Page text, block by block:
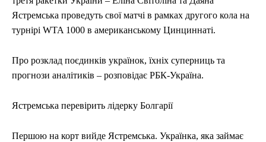
ЕКОНОМІКА СПОРТ ТЕХНОЛОГІЇ
ЕКОНОМІКА СПОРТ ТЕХНОЛОГІЇ
Ястремська проведуть свої матчі в рамках другого кола на
турнірі WTA 1000 в американському Цинциннаті.
Про розклад поєдинків українок, їхніх суперниць та
прогнози аналітиків – розповідає РБК-Україна.
Ястремська перевірить лідерку Болгарії
Першою на корт вийде Ястремська. Українка, яка займає